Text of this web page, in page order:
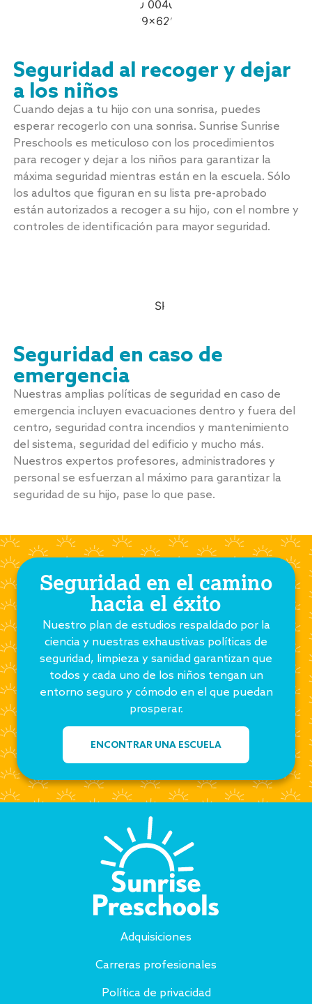
Seguridad al recoger y dejar
a los niños
Cuando dejas a tu hijo con una sonrisa, puedes
esperar recogerlo con una sonrisa. Sunrise Sunrise
Preschools es meticuloso con los procedimientos
para recoger y dejar a los niños para garantizar la
máxima seguridad mientras están en la escuela. Sólo
los adultos que figuran en su lista pre-aprobado
están autorizados a recoger a su hijo, con el nombre y
controles de identificación para mayor seguridad.
Seguridad en caso de
emergencia
Nuestras amplias políticas de seguridad en caso de
emergencia incluyen evacuaciones dentro y fuera del
centro, seguridad contra incendios y mantenimiento
del sistema, seguridad del edificio y mucho más.
Nuestros expertos profesores, administradores y
personal se esfuerzan al máximo para garantizar la
seguridad de su hijo, pase lo que pase.
Seguridad en el camino
hacia el éxito
Nuestro plan de estudios respaldado por la
ciencia y nuestras exhaustivas políticas de
seguridad, limpieza y sanidad garantizan que
todos y cada uno de los niños tengan un
entorno seguro y cómodo en el que puedan
prosperar.
ENCONTRAR UNA ESCUELA
Adquisiciones
Carreras profesionales
Política de privacidad